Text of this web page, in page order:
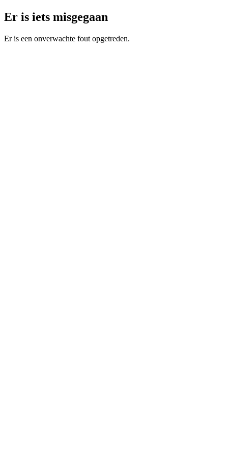
Er is iets misgegaan
Er is een onverwachte fout opgetreden.